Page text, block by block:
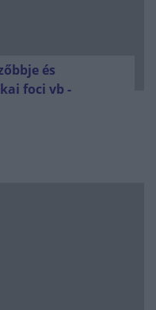
és
foci vb -